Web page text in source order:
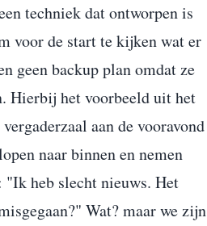
techniek dat ontworpen is
voor de start te kijken wat er
geen backup plan omdat ze
Hierbij het voorbeeld uit het
aan de vooravond
naar binnen en nemen
"Ik heb slecht nieuws. Het
Wat? maar we zijn